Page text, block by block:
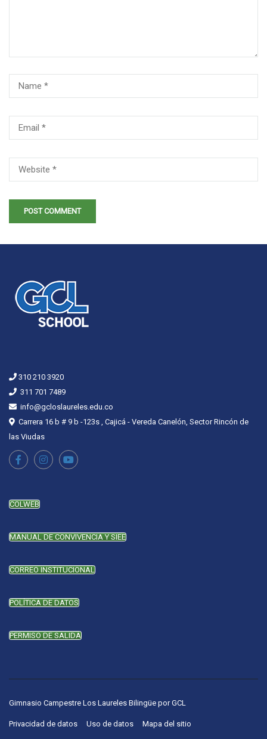
310 210 3920
311 701 7489
info@gcloslaureles.edu.co
Carrera 16 b # 9 b -123s , Cajicá - Vereda Canelón, Sector Rincón de
las Viudas
COLWEB
MANUAL DE CONVIVENCIA Y SIEE
CORREO INSTITUCIONAL
POLÍTICA DE DATOS
PERMISO DE SALIDA
Gimnasio Campestre Los Laureles Bilingüe porGCL
Privacidad de datos Uso de datos Mapa del sitio